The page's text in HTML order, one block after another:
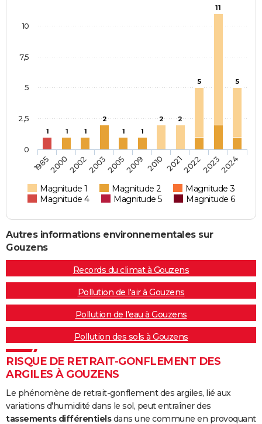
1 1 1
2
1
1
2 2
5
11
5
Magnitude 1 Magnitude 2
Magnitude 3
Magnitude 4
Magnitude 5 Magnitude 6
198520002002200320052009 2010 2021202220232024
0
2,5
5
7,5
10
Autres informations environnementales sur
Gouzens
Records du climat à Gouzens
Pollution de l'air à Gouzens
Pollution de l'eau à Gouzens
Pollution des sols à Gouzens
RISQUE DE RETRAIT-GONFLEMENT DES
ARGILES À GOUZENS
Le phénomène de retrait-gonflement des argiles, lié aux
variations d'humidité dans le sol, peut entraîner des
tassements différentielsdans une commune en provoquant